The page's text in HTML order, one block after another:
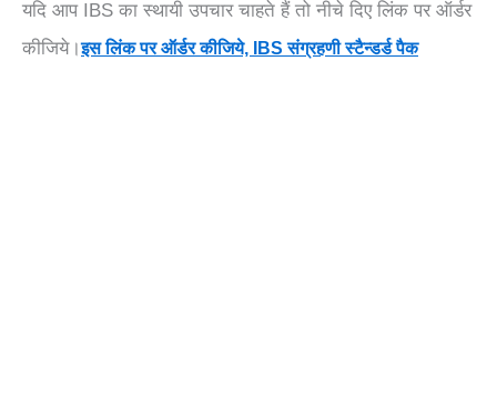
यदि आप IBS का स्थायी उपचार चाहते हैं तो नीचे दिए लिंक पर ऑर्डर
कीजिये।इस लिंक पर ऑर्डर कीजिये, IBS संग्रहणी स्टैन्डर्ड पैक